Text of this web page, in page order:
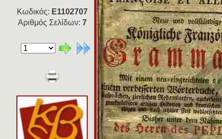
Κωδικός: E1102707
Αριθμός Σελίδων: 7